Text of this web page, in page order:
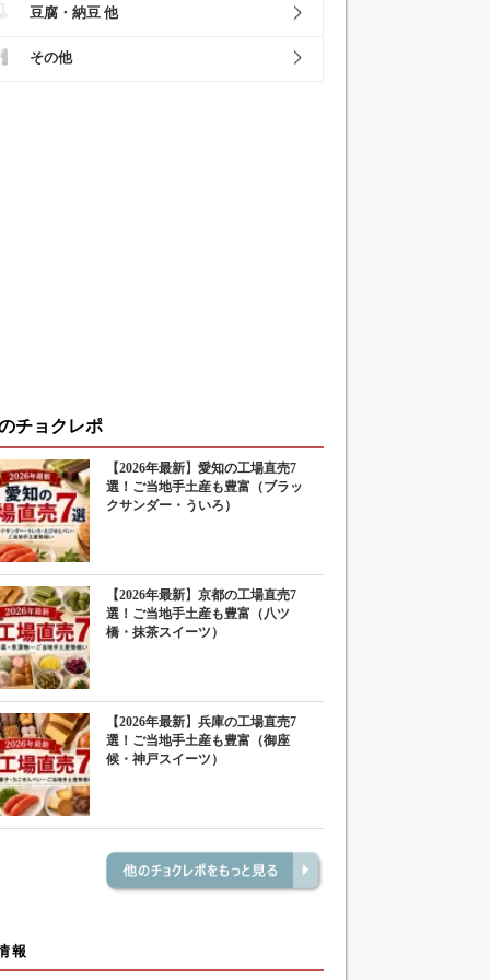
豆腐・納豆 他
その他
チョクレポ
【2026年最新】愛知の工場直売7
選！ご当地手土産も豊富（ブラッ
クサンダー・ういろ）
【2026年最新】京都の工場直売7
選！ご当地手土産も豊富（八ツ
橋・抹茶スイーツ）
【2026年最新】兵庫の工場直売7
選！ご当地手土産も豊富（御座
候・神戸スイーツ）
報